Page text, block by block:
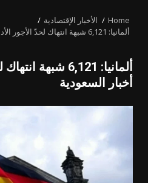
Home
الأخبار الإقتصادية
ألمانيا: 6,121 شبهة انتهاك لحدّ الأجور الأدنى – أخبار السعودية
ألمانيا: 6,121
أخبار السعودية